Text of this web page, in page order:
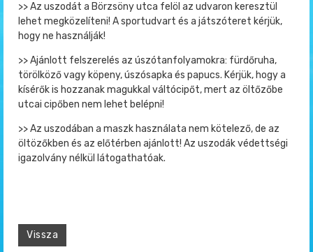
>> Az uszodát a Börzsöny utca felöl az udvaron keresztül
lehet megközelíteni! A sportudvart és a játszóteret kérjük,
hogy ne használják!
>> Ajánlott felszerelés az úszótanfolyamokra: fürdőruha,
törölköző vagy köpeny, úszósapka és papucs. Kérjük, hogy a
kísérők is hozzanak magukkal váltócipőt, mert az öltőzőbe
utcai cipőben nem lehet belépni!
>> Az uszodában a maszk használata nem kötelező, de az
öltözőkben és az előtérben ajánlott! Az uszodák védettségi
igazolvány nélkül látogathatóak.
Vissza